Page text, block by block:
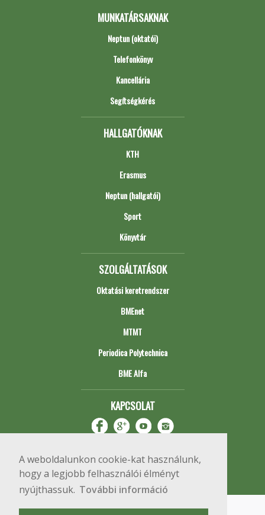
A weboldalunkon cookie-kat használunk,
hogy a legjobb felhasználói élményt
nyújthassuk. További információ
MUNKATÁRSAKNAK
Neptun (oktatói)
Telefonkönyv
Kancellária
Segítségkérés
HALLGATÓKNAK
KTH
Erasmus
Neptun (hallgatói)
Sport
Könyvtár
SZOLGÁLTATÁSOK
Oktatási keretrendszer
BMEnet
MTMT
Periodica Polytechnica
BME Alfa
KAPCSOLAT